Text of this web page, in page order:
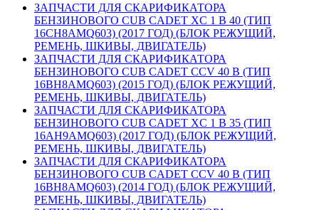
ЗАПЧАСТИ ДЛЯ СКАРИФИКАТОРА
БЕНЗИНОВОГО CUB CADET XC 1 B 40 (ТИП
16CH8AMQ603) (2017 ГОД) (БЛОК РЕЖУЩИЙ,
РЕМЕНЬ, ШКИВЫ, ДВИГАТЕЛЬ)
ЗАПЧАСТИ ДЛЯ СКАРИФИКАТОРА
БЕНЗИНОВОГО CUB CADET CCV 40 B (ТИП
16BH8AMQ603) (2015 ГОД) (БЛОК РЕЖУЩИЙ,
РЕМЕНЬ, ШКИВЫ, ДВИГАТЕЛЬ)
ЗАПЧАСТИ ДЛЯ СКАРИФИКАТОРА
БЕНЗИНОВОГО CUB CADET XC 1 B 35 (ТИП
16AH9AMQ603) (2017 ГОД) (БЛОК РЕЖУЩИЙ,
РЕМЕНЬ, ШКИВЫ, ДВИГАТЕЛЬ)
ЗАПЧАСТИ ДЛЯ СКАРИФИКАТОРА
БЕНЗИНОВОГО CUB CADET CCV 40 B (ТИП
16BH8AMQ603) (2014 ГОД) (БЛОК РЕЖУЩИЙ,
РЕМЕНЬ, ШКИВЫ, ДВИГАТЕЛЬ)